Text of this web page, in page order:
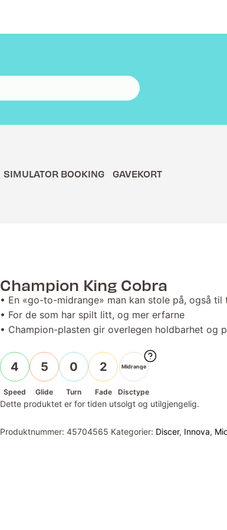
SIMULATOR BOOKING GAVEKORT
Champion King Cobra
• En «go-to-midrange» man kan stole på, også til
• For de som har spilt litt, og mer erfarne
• Champion-plasten gir overlegen holdbarhet og
4
Speed
5
Glide
0
Turn
2
Fade
Midrange
Disctype
Dette produktet er for tiden utsolgt og utilgjengelig.
Produktnummer:45704565 Kategorier: Discer, Innova,